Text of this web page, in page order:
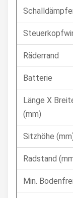
Räderrand
Batterie
Länge X
(mm)
Sitzhöhe
Radstand
Min.